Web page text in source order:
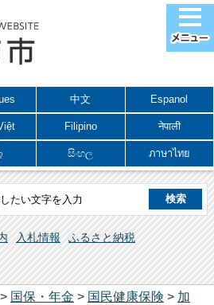
中文 Espanol
Filipino नेपाली
සිංහල ภาษาไทย
入札情報
ふるさと納税
> 国保・年金 > 国民健康保険 > 加